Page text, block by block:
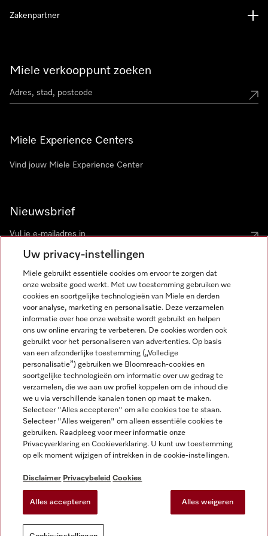
Miele verkooppunt zoeken
Miele Experience Centers
Vind jouw Miele Experience Center
Nieuwsbrief
Zakenpartner
Disclaimer
Algemene voorwaarden en informatie
Privacybeleid
Gebruiksvoorwaarden
Toegankelijkheidsverklaring
Digital Services Act
Cookie-instellingen
Miele op Instagram
Miele op Facebook
Miele op Youtube
Uw privacy-instellingen
Miele gebruikt essentiële cookies om ervoor te zorgen dat
onze website goed werkt. Met uw toestemming gebruiken we
cookies en soortgelijke technologieën van Miele en derden
voor analyse, marketing en personalisatie. Deze verzamelen
informatie over hoe onze website wordt gebruikt en helpen
ons uw online ervaring te verbeteren. De cookies worden ook
gebruikt voor het personaliseren van advertenties. Op basis
van een afzonderlijke toestemming („Volledige
personalisatie”) gebruiken we Bloomreach-cookies en
soortgelijke technologieën om informatie over uw gedrag te
verzamelen, die we aan uw profiel koppelen om de inhoud die
we u via verschillende kanalen tonen op maat te maken.
Selecteer "Alles accepteren" om alle cookies toe te staan.
Selecteer "Alles weigeren" om alleen essentiële cookies te
gebruiken. Raadpleeg voor meer informatie onze
Privacyverklaring en Cookieverklaring. U kunt uw toestemming
op elk moment wijzigen of intrekken in de cookie-instellingen.
Disclaimer Privacybeleid Cookies
Alles accepteren Alles weigeren